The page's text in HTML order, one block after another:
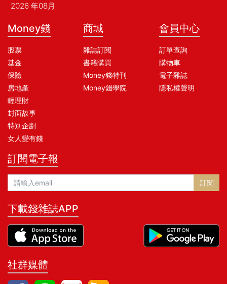
2026 年08月
Money錢
股票
基金
保險
房地產
輕理財
封面故事
特別企劃
女人變有錢
商城
雜誌訂閱
書籍購買
Money錢特刊
Money錢學院
會員中心
訂單查詢
購物車
電子雜誌
隱私權聲明
訂閱電子報
訂閱
下載錢雜誌APP
社群媒體